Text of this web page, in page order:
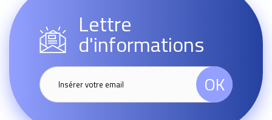
Lettre
d'informations
OK